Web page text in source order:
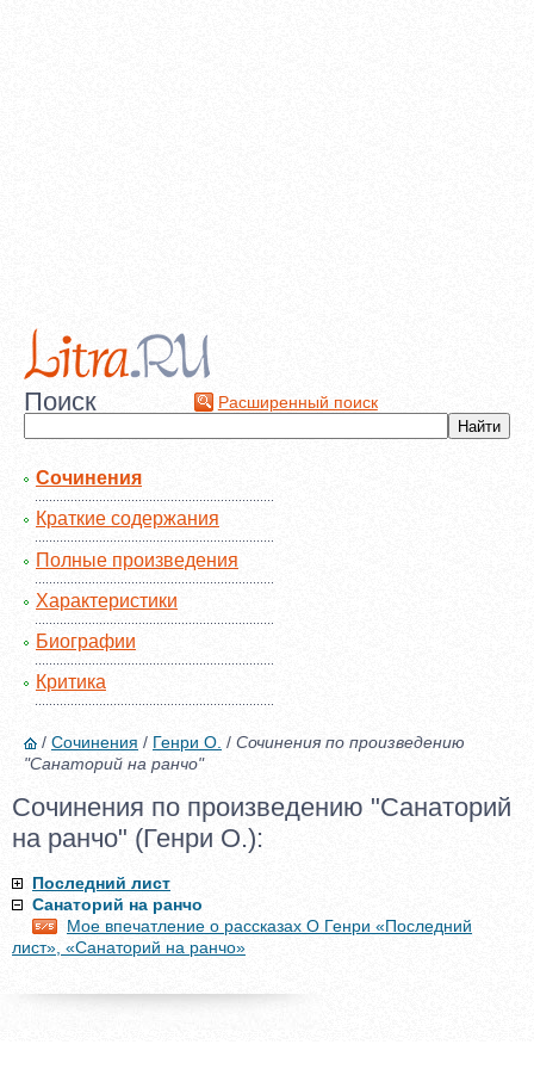
Поиск Расширенный поиск
Сочинения
Краткие содержания
Полные произведения
Характеристики
Биографии
Критика
/ Сочинения / Генри О. / Сочинения по произведению
"Санаторий на ранчо"
Сочинения по произведению "Санаторий
на ранчо" (Генри О.):
Последний лист
Санаторий на ранчо
Мое впечатление о рассказах О Генри «Последний
лист», «Санаторий на ранчо»